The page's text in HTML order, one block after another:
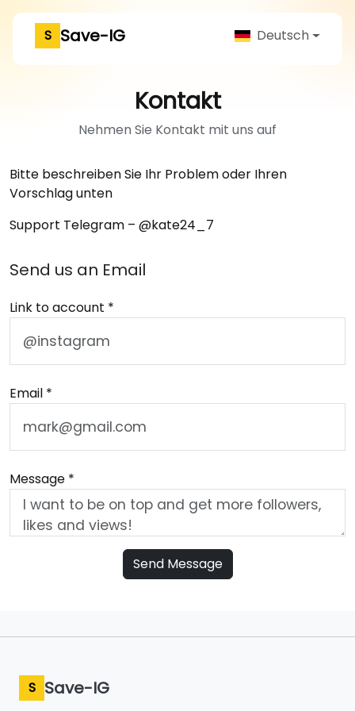
S Save-IG Deutsch
Kontakt
Nehmen Sie Kontakt mit uns auf
Bitte beschreiben Sie Ihr Problem oder Ihren
Vorschlag unten
Support Telegram – @kate24_7
Send us an Email
Link to account *
Email *
Message *
Send Message
S Save-IG